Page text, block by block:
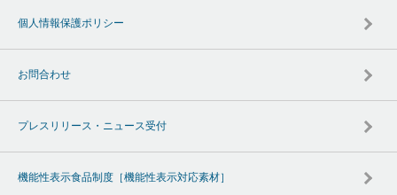
個人情報保護ポリシー
お問合わせ
プレスリリース・ニュース受付
機能性表示食品制度［機能性表示対応素材］